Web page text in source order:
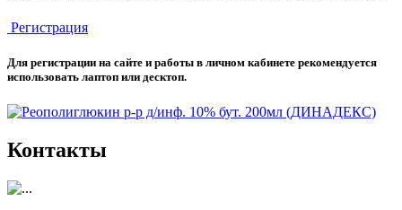
Регистрация
Для регистрации на сайте и работы в личном кабинете рекомендуется
использовать лаптоп или десктоп.
Контакты